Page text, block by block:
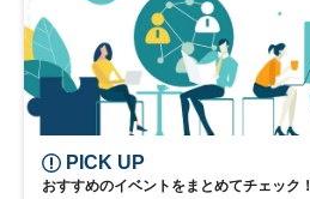
PICK UP
おすすめのイベントをまとめてチェック！